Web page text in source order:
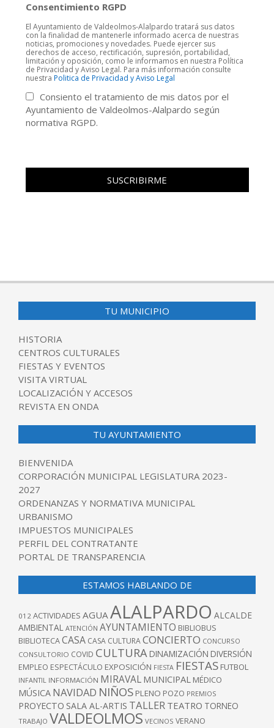
Consentimiento RGPD
El Ayuntamiento de Valdeolmos-Alalpardo tratará sus datos
con la finalidad de mantenerle informado acerca de nuestras
noticias, promociones y novedades. Puede ejercer sus
derechos de acceso, rectificación, supresión, portabilidad,
limitación y oposición, como le informamos en nuestra Política
de Privacidad y Aviso Legal. Para más información consulte
nuestra Politica de Privacidad y Aviso Legal
Consiento el tratamiento de mis datos por el
Ayuntamiento de Valdeolmos-Alalpardo según
normativa RGPD.
TU MUNICIPIO
HISTORIA
CENTROS CULTURALES
FIESTAS Y EVENTOS
VISITA VIRTUAL
LOCALIZACIÓN Y ACCESOS
REVISTA EN ONDA
TU AYUNTAMIENTO
BIENVENIDA
CORPORACIÓN MUNICIPAL LEGISLATURA 2023-
2027
ORDENANZAS Y NORMATIVA MUNICIPAL
URBANISMO
IMPUESTOS MUNICIPALES
PERFIL DEL CONTRATANTE
PORTAL DE TRANSPARENCIA
ESTAMOS HABLANDO DE
012 ACTIVIDADES AGUAALALPARDO ALCALDE
AMBIENTAL ATENCIÓN AYUNTAMIENTO BIBLIOBUS
BIBLIOTECACASA CASA CULTURACONCIERTO CONCURSO
CONSULTORIO COVID CULTURA DINAMIZACIÓN DIVERSIÓN
EMPLEO ESPECTÁCULO EXPOSICIÓN FIESTA FIESTAS FUTBOL
INFANTIL INFORMACIÓN MIRAVAL MUNICIPAL MÉDICO
MÚSICA NAVIDAD NIÑOS PLENO POZO PREMIOS
PROYECTO SALA AL-ARTIS TALLER TEATRO TORNEO
TRABAJO VALDEOLMOS VECINOS VERANO